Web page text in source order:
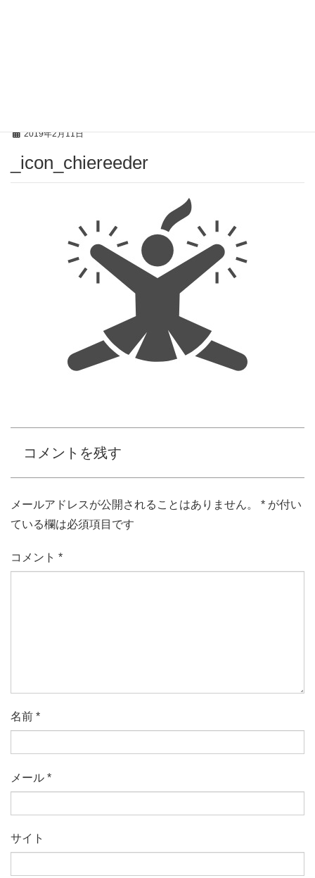
2019年2月11日
_icon_chiereeder
コメントを残す
メールアドレスが公開されることはありません。 * が付い
ている欄は必須項目です
コメント *
名前 *
メール *
サイト